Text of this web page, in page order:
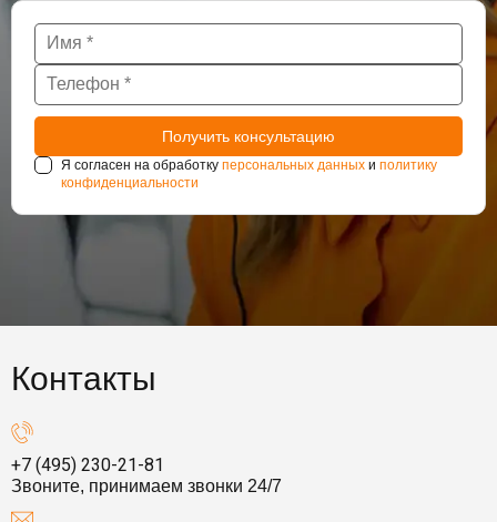
Я согласен на обработку персональных данных и политику
конфиденциальности
Контакты
+7 (495) 230-21-81
Звоните, принимаем звонки 24/7